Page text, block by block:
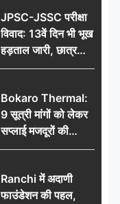
की उठी मांग
JPSC-JSSC परीक्षा
विवाद: 13वें दिन भी भूख
हड़ताल जारी, छात्र
बोले- जांच नहीं तो
Bokaro Thermal:
9 सूत्री मांगों को लेकर
सप्लाई मजदूरों की
हुंकार, 12 अगस्त के
Ranchi में अदाणी
फाउंडेशन की पहल,